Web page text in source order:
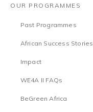
OUR PROGRAMMES
Past Programmes
African Success Stories
Impact
WE4A II FAQs
BeGreen Africa